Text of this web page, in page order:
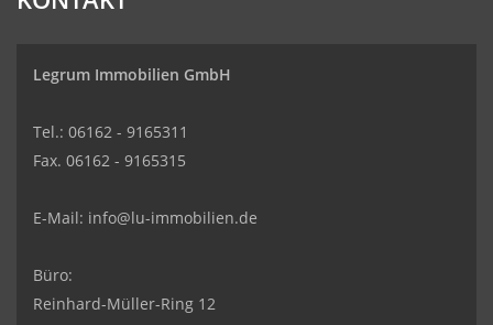
Legrum Immobilien GmbH
Tel.: 06162 - 9165311
Fax. 06162 - 9165315
E-Mail: info@lu-immobilien.de
Büro:
Reinhard-Müller-Ring 12